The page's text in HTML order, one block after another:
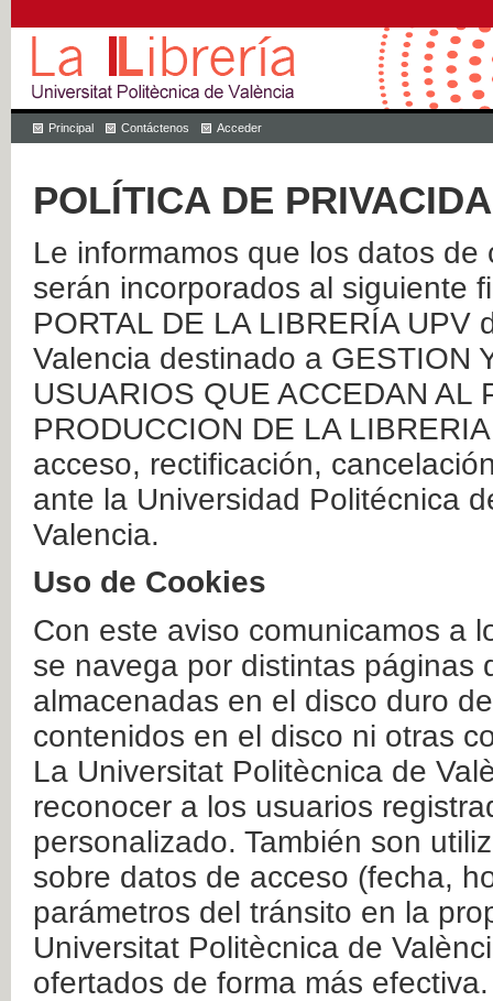
Principal Contáctenos Acceder
POLÍTICA DE
Le informamos que los datos
serán incorporados al siguiente
PORTAL DE LA LIBRERÍA
Valencia destinado a GESTION
USUARIOS QUE ACCEDAN AL
PRODUCCION DE LA
acceso, rectificación,
ante la Universidad Politécnica
Valencia.
Uso de Cookies
Con este aviso comunicamos a
se navega por distintas páginas
almacenadas en el disco duro
contenidos en el disco ni otras
La Universitat Politècnica de
reconocer a los usuarios
personalizado. También son
sobre datos de acceso (fecha,
parámetros del tránsito en la
Universitat Politècnica de
ofertados de forma más efectiva.